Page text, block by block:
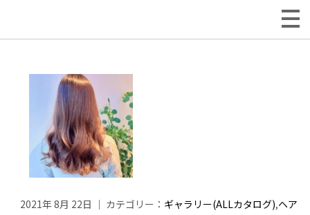
2021年 8月 22日 ｜ カテゴリー： ギャラリー(ALLカタログ),ヘア